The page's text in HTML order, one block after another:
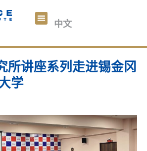
中文
English
所讲座系列走进锡金冈
学